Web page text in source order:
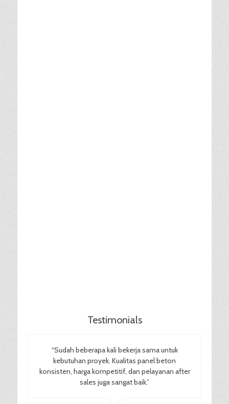
Testimonials
“Sudah beberapa kali bekerja sama untuk
kebutuhan proyek. Kualitas panel beton
konsisten, harga kompetitif, dan pelayanan after
sales juga sangat baik.”